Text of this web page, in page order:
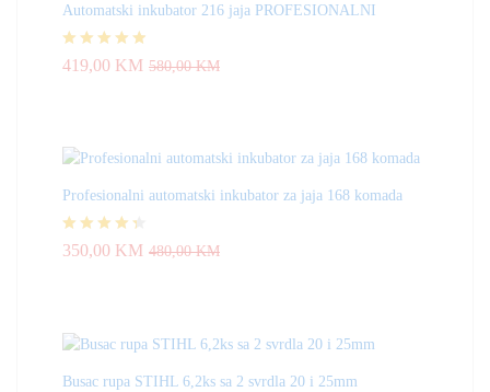
Automatski inkubator 216 jaja PROFESIONALNI
Ocjenjeno
419,00 KM 580,00KM
Profesionalni automatski inkubator za jaja 168 komada
Ocjenjeno
350,00 KM 480,00KM
Busac rupa STIHL 6,2ks sa 2 svrdla 20 i 25mm